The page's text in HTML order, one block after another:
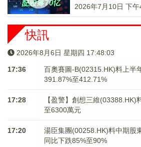
2026年7月10日 下午
快訊
2026年8月6日 星期四 17:48:03
17:36
百奧賽圖-B(02315.HK)料上半
391.87%至412.71%
17:28
【盈警】創想三維(03388.HK)
至6300萬元
17:20
湯臣集團(00258.HK)料中期股
同比下跌85%至90%